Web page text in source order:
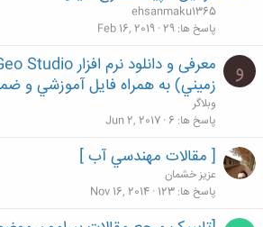
ehsanmaku1365
پاسخ ها 29
Feb 16, 2019
و
زميني) به همراه فايل آموزشي و
وبلاگر
پاسخ ها 6
Jun 2, 2017
[ مقالات مهندسي آب ]
عزيز خشمان
پاسخ ها 123
Nov 16, 2014